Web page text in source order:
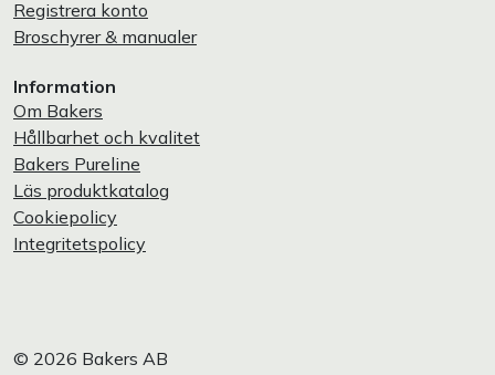
Registrera konto
Broschyrer & manualer
Information
Om Bakers
Hållbarhet och kvalitet
Bakers Pureline
Läs produktkatalog
Cookiepolicy
Integritetspolicy
© 2026 Bakers AB